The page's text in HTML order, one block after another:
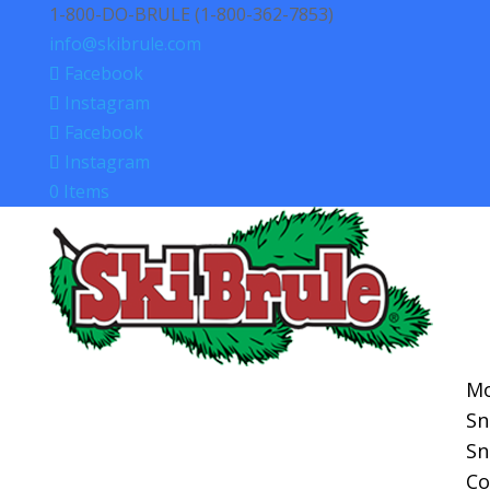
1-800-DO-BRULE (1-800-362-7853)
info@skibrule.com
Facebook
Instagram
Facebook
Instagram
0 Items